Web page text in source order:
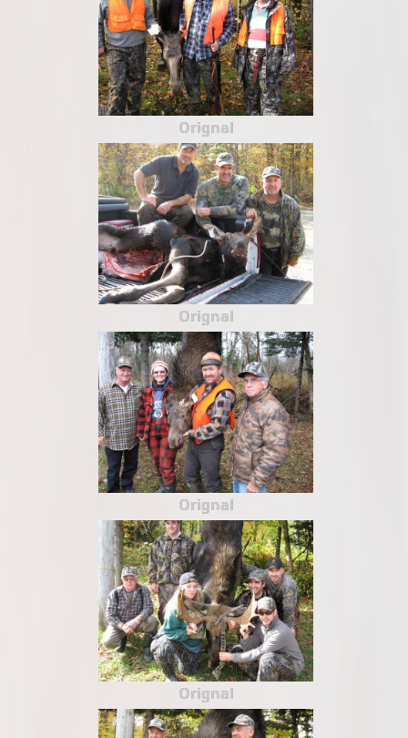
Orignal
Orignal
Orignal
Orignal